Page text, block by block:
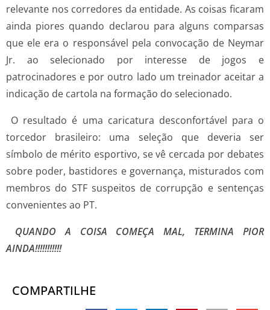
relevante nos corredores da entidade. As coisas ficaram
ainda piores quando declarou para alguns comparsas
que ele era o responsável pela convocação de Neymar
Jr. ao selecionado por interesse de jogos e
patrocinadores e por outro lado um treinador aceitar a
indicação de cartola na formação do selecionado.
O resultado é uma caricatura desconfortável para o
torcedor brasileiro: uma seleção que deveria ser
símbolo de mérito esportivo, se vê cercada por debates
sobre poder, bastidores e governança, misturados com
membros do STF suspeitos de corrupção e sentenças
convenientes ao PT.
QUANDO A COISA COMEÇA MAL, TERMINA PIOR
AINDA!!!!!!!!!!!
COMPARTILHE